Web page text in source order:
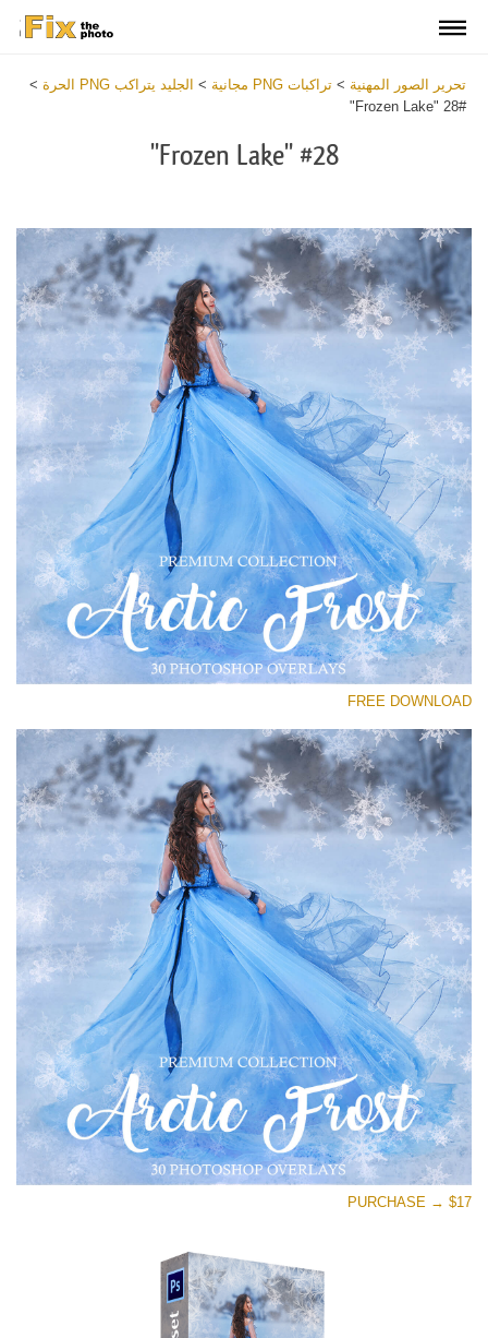
تحرير الصور المهنية > تراكبات PNG مجانية > الجليد يتراكب PNG الحرة
>
#28 "Frozen Lake"
#28 "Frozen Lake"
رجاء اختر
Free PNG Overlay #28
Small 800*533px
Artic Frost
(30 Overlays)
Luxury Wedding
(373 Overlays)
Large 6000*4000px
Entire Collection
Large 6000*4000px
تنزيل مجاني
Download
Free
PNG
FREE DOWNLOAD
PURCHASE → $17